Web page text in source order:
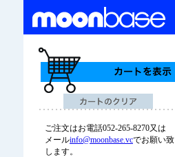
ご注文はお電話052-265-8270又は
メールinfo@moonbase.vcでお願い致
します。